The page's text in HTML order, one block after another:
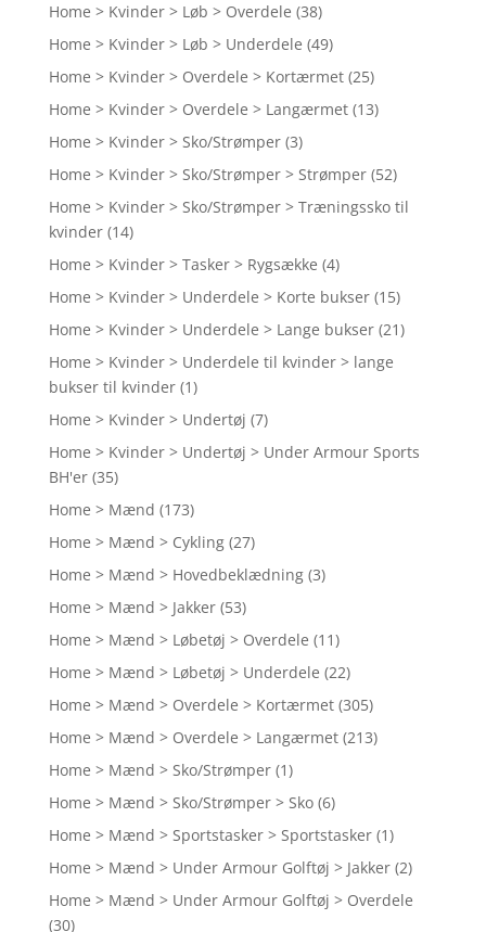
Home > Kvinder > Løb > Overdele (38)
Home > Kvinder > Løb > Underdele (49)
Home > Kvinder > Overdele > Kortærmet (25)
Home > Kvinder > Overdele > Langærmet (13)
Home > Kvinder > Sko/Strømper (3)
Home > Kvinder > Sko/Strømper > Strømper (52)
Home > Kvinder > Sko/Strømper > Træningssko til
kvinder (14)
Home > Kvinder > Tasker > Rygsække (4)
Home > Kvinder > Underdele > Korte bukser (15)
Home > Kvinder > Underdele > Lange bukser (21)
Home > Kvinder > Underdele til kvinder > lange
bukser til kvinder (1)
Home > Kvinder > Undertøj (7)
Home > Kvinder > Undertøj > Under Armour Sports
BH'er (35)
Home > Mænd (173)
Home > Mænd > Cykling (27)
Home > Mænd > Hovedbeklædning (3)
Home > Mænd > Jakker (53)
Home > Mænd > Løbetøj > Overdele (11)
Home > Mænd > Løbetøj > Underdele (22)
Home > Mænd > Overdele > Kortærmet (305)
Home > Mænd > Overdele > Langærmet (213)
Home > Mænd > Sko/Strømper (1)
Home > Mænd > Sko/Strømper > Sko (6)
Home > Mænd > Sportstasker > Sportstasker (1)
Home > Mænd > Under Armour Golftøj > Jakker (2)
Home > Mænd > Under Armour Golftøj > Overdele
(30)